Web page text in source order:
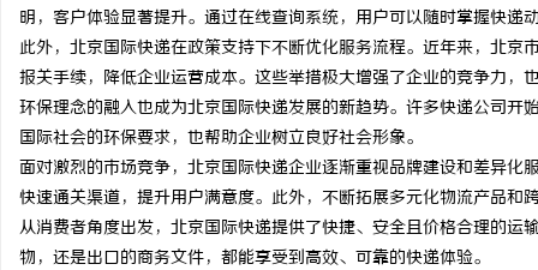
明，客户体验显著提升。通过在线查询系统，用户可以随时掌握快递
此外，北京国际快递在政策支持下不断优化服务流程。近年来，北
报关手续，降低企业运营成本。这些举措极大增强了企业的竞争力，
环保理念的融入也成为北京国际快递发展的新趋势。许多快递公司
国际社会的环保要求，也帮助企业树立良好社会形象。
面对激烈的市场竞争，北京国际快递企业逐渐重视品牌建设和差异
快速通关渠道，提升用户满意度。此外，不断拓展多元化物流产品和
从消费者角度出发，北京国际快递提供了快捷、安全且价格合理的
物，还是出口的商务文件，都能享受到高效、可靠的快递体验。